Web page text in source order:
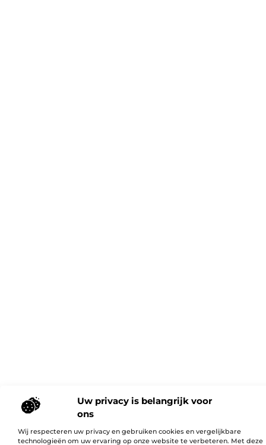
Uw privacy is belangrijk voor
ons
Wij respecteren uw privacy en gebruiken cookies en vergelijkbare
technologieën om uw ervaring op onze website te verbeteren. Met deze